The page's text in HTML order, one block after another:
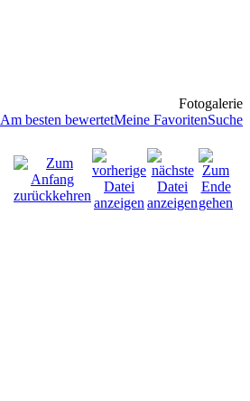
Fotogalerie
Am besten bewertetMeine FavoritenSuche